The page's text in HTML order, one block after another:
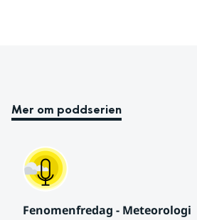
Mer om poddserien
Fenomenfredag - Meteorologi